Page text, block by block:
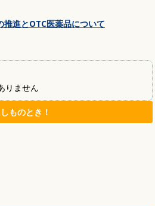
進とOTC医薬品について
りません
ものとき！